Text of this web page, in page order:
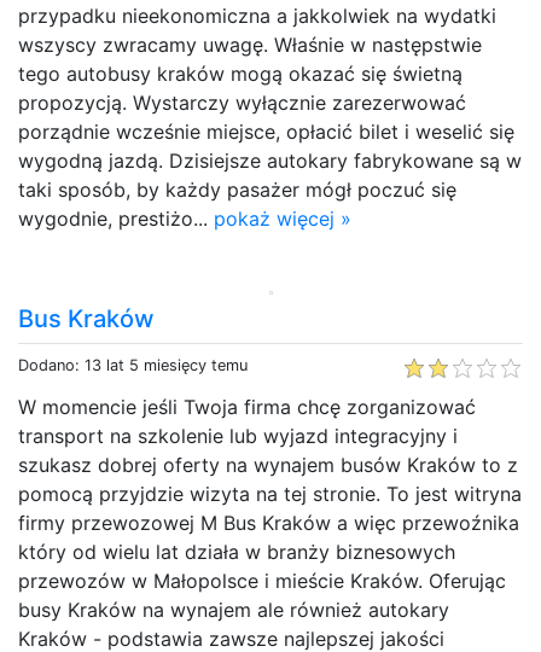
przypadku nieekonomiczna a jakkolwiek na wydatki
wszyscy zwracamy uwagę. Właśnie w następstwie
tego autobusy kraków mogą okazać się świetną
propozycją. Wystarczy wyłącznie zarezerwować
porządnie wcześnie miejsce, opłacić bilet i weselić się
wygodną jazdą. Dzisiejsze autokary fabrykowane są w
taki sposób, by każdy pasażer mógł poczuć się
wygodnie, prestiżo... pokaż więcej »
Bus Kraków
Dodano: 13 lat 5 miesięcy temu
W momencie jeśli Twoja firma chcę zorganizować
transport na szkolenie lub wyjazd integracyjny i
szukasz dobrej oferty na wynajem busów Kraków to z
pomocą przyjdzie wizyta na tej stronie. To jest witryna
firmy przewozowej M Bus Kraków a więc przewoźnika
który od wielu lat działa w branży biznesowych
przewozów w Małopolsce i mieście Kraków. Oferując
busy Kraków na wynajem ale również autokary
Kraków - podstawia zawsze najlepszej jakości